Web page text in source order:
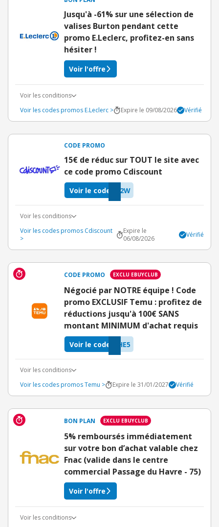
Jusqu'à -61% sur une sélection de
valises Burton pendant cette
promo E.Leclerc, profitez-en sans
hésiter !
Voir l'offre
Voir les conditions
Voir les codes promos E.Leclerc >
Expire le 09/08/2026 Vérifié
CODE PROMO
15€ de réduc sur TOUT le site avec
ce code promo Cdiscount
G2W
Voir le code
Voir les conditions
Voir les codes promos Cdiscount
>
Expire le
06/08/2026
Vérifié
CODE PROMO EXCLU EBUYCLUB
Négocié par NOTRE équipe ! Code
promo EXCLUSIF Temu : profitez de
réductions jusqu'à 100€ SANS
montant MINIMUM d'achat requis
HE5
Voir le code
Voir les conditions
Voir les codes promos Temu >
Expire le 31/01/2027 Vérifié
BON PLAN EXCLU EBUYCLUB
5% remboursés immédiatement
sur votre bon d’achat valable chez
Fnac (valide dans le centre
commercial Passage du Havre - 75)
Voir l'offre
Voir les conditions